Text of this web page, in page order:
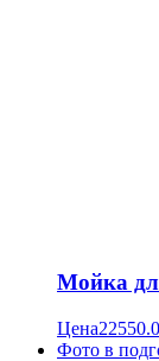
Мойка
Цена
Фото в